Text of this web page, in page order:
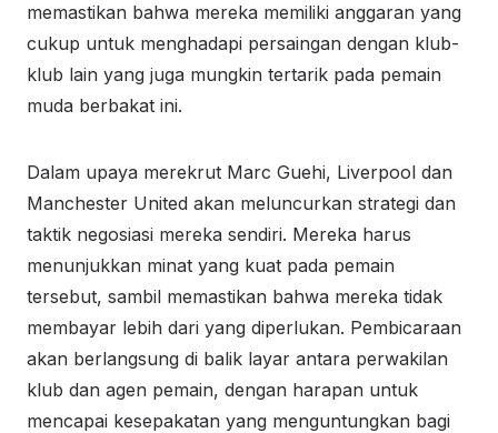
memastikan bahwa mereka memiliki anggaran yang
cukup untuk menghadapi persaingan dengan klub-
klub lain yang juga mungkin tertarik pada pemain
muda berbakat ini.
Dalam upaya merekrut Marc Guehi, Liverpool dan
Manchester United akan meluncurkan strategi dan
taktik negosiasi mereka sendiri. Mereka harus
menunjukkan minat yang kuat pada pemain
tersebut, sambil memastikan bahwa mereka tidak
membayar lebih dari yang diperlukan. Pembicaraan
akan berlangsung di balik layar antara perwakilan
klub dan agen pemain, dengan harapan untuk
mencapai kesepakatan yang menguntungkan bagi